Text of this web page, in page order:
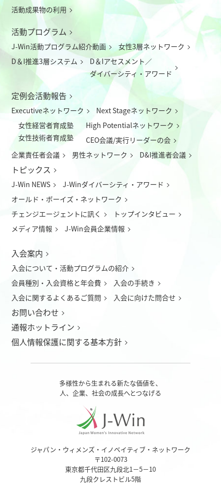
活動成果物の利用
活動プログラム
J-Win活動プログラム紹介動画
女性3層ネットワーク
D＆I推進3層システム
D＆Iアセスメント／
ダイバーシティ・アワード
定例会活動報告
Executiveネットワーク
Next Stageネットワーク
女性経営者育成塾
女性技術者育成塾
High Potentialネットワーク
CEO会議/実行リーダーの会
企業責任者会議
男性ネットワーク D&I推進者会議
トピックス
J-Win NEWS
J-Winダイバーシティ・アワード
オールド・ボーイズ・ネットワーク
チェンジエージェントに訊く
トップインタビュー
メディア情報
J-Win会員企業情報
入会案内
入会について ・ 活動プログラムの紹介
会員種別・入会資格と年会費
入会の手続き
入会に関するよくあるご質問
入会に向けた問合せ
お問い合わせ
通報ホットライン
個人情報保護に関する基本方針
多様性から生まれる新たな価値を、
人、企業、社会の成長へとつなげる
ジャパン・ウィメンズ・イノベイティブ・ネットワーク
〒102-0073
東京都千代田区九段北1－5－10
九段クレストビル5階